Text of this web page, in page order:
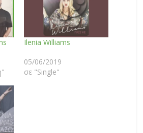
Ilenia Williams
05/06/2019
σε "Single"